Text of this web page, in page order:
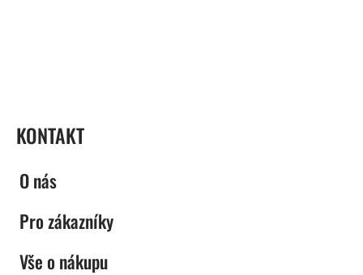
KONTAKT
O nás
Pro zákazníky
Vše o nákupu